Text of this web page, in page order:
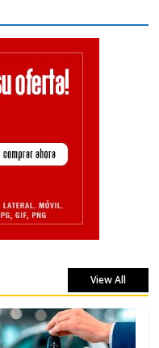
View All